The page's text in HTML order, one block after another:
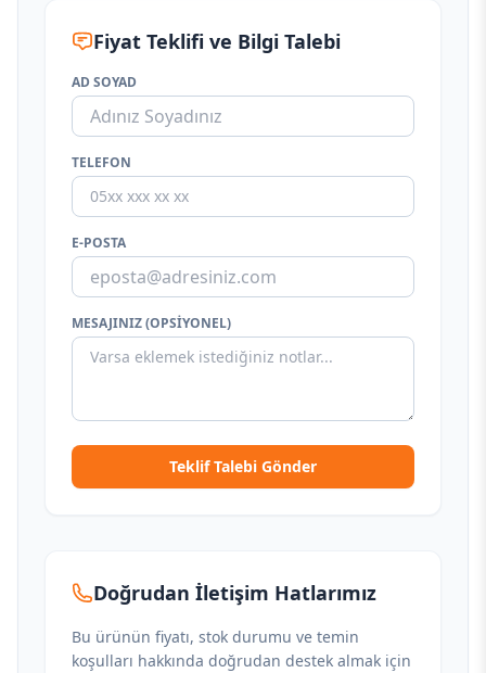
Fiyat Teklifi ve Bilgi Talebi
AD SOYAD
TELEFON
E-POSTA
MESAJINIZ (OPSIYONEL)
Teklif Talebi Gönder
Doğrudan İletişim Hatlarımız
Bu ürünün fiyatı, stok durumu ve temin
koşulları hakkında doğrudan destek almak için